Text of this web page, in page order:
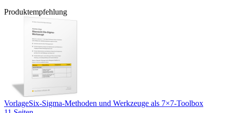
Produktempfehlung
VorlageSix-Sigma-Methoden und Werkzeuge als 7×7-Toolbox